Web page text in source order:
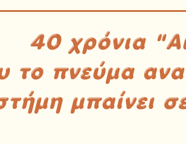
40 χρόνια
το πνεύμα
μπαίνει